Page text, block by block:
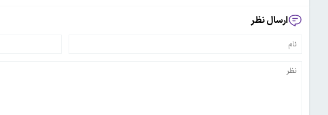
ارسال نظر